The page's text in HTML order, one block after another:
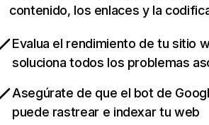
contenido, los enlaces y la
Evalua el rendimiento de tu sitio
soluciona todos los problemas
Asegúrate de que el bot de
puede rastrear e indexar tu web